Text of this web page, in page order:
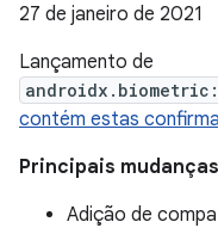
27 de janeiro de 2021
Lançamento de
contém estas
Principais
Adição de